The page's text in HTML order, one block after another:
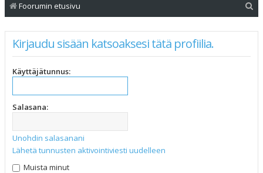
Foorumin etusivu
Kirjaudu sisään katsoaksesi tätä profiilia.
Käyttäjätunnus:
Salasana:
Unohdin salasanani
Lähetä tunnusten aktivointiviesti uudelleen
Muista minut